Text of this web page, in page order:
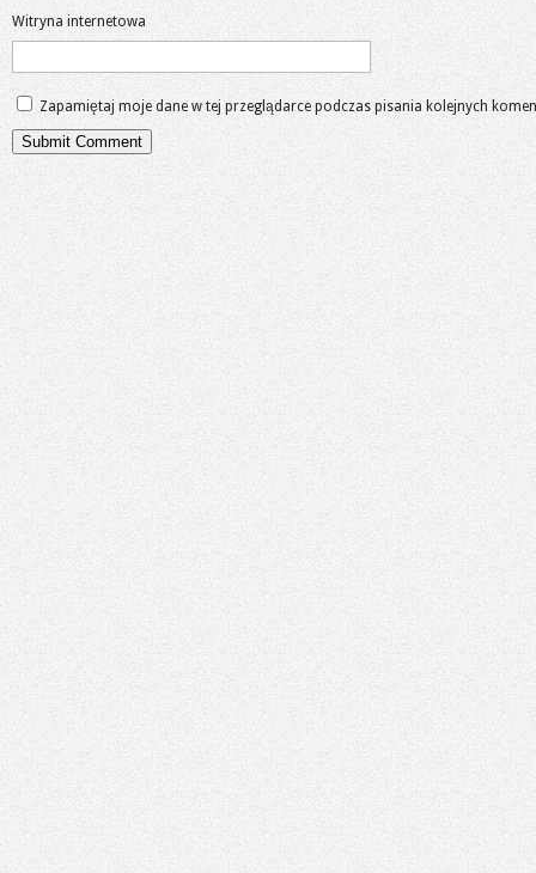
Witryna internetowa
Zapamiętaj moje dane w tej przeglądarce podczas pisania kolejnych